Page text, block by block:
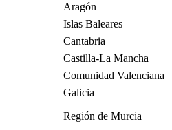
Aragón
Islas Baleares
Cantabria
Castilla-La Mancha
Comunidad Valenciana
Galicia
Región de Murcia